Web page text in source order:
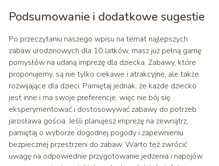
Podsumowanie i dodatkowe sugestie
Po przeczytaniu naszego wpisu na temat najlepszych
zabaw urodzinowych dla 10 latków, masz już pełną gamę
pomysłów na udaną imprezę dla dziecka. Zabawy, które
proponujemy, są nie tylko ciekawe i atrakcyjne, ale także
rozwijające dla dzieci. Pamiętaj jednak, że każde dziecko
jest inne i ma swoje preferencje, więc nie bój się
eksperymentować i dostosowywać zabawy do potrzeb
jarosława gościa. Jeśli planujesz imprezę na zewnątrz,
pamiętaj o wyborze dogodnej pogody i zapewnieniu
bezpiecznej przestrzeni do zabaw. Warto też zwrócić
uwagę na odpowiednie przygotowanie jedzenia i napojów